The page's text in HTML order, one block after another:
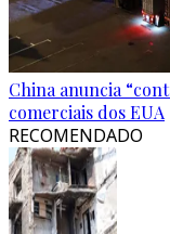
China anuncia
comerciais dos EUA
RECOMENDADO